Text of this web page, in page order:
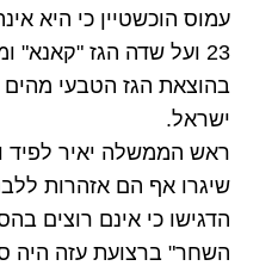
עמוס הוכשטיין כי היא
23 ועל שדה הגז
בהוצאת הגז הטבעי מהים
ישראל.
ראש הממשלה יאיר לפיד
שיגרו אף הם אזהרות
הדגישו כי אינם רוצים
השחר" ברצועת עזה היה